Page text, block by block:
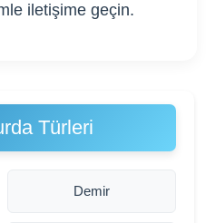
iletişime geçin.
Türleri
Demir